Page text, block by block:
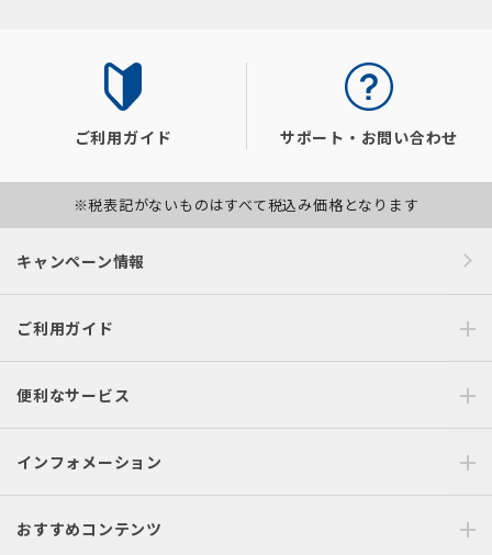
ご利用ガイド サポート・お問い合わせ
※税表記がないものはすべて税込み価格となります
キャンペーン情報
ご利用ガイド
便利なサービス
インフォメーション
おすすめコンテンツ